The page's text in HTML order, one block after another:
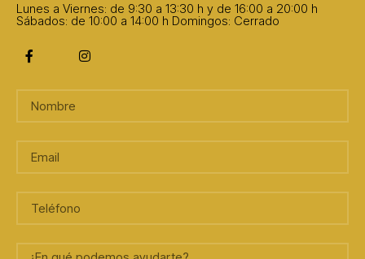
Lunes a Viernes: de 9:30 a 13:30 h y de 16:00 a 20:00 h
Sábados: de 10:00 a 14:00 h Domingos: Cerrado